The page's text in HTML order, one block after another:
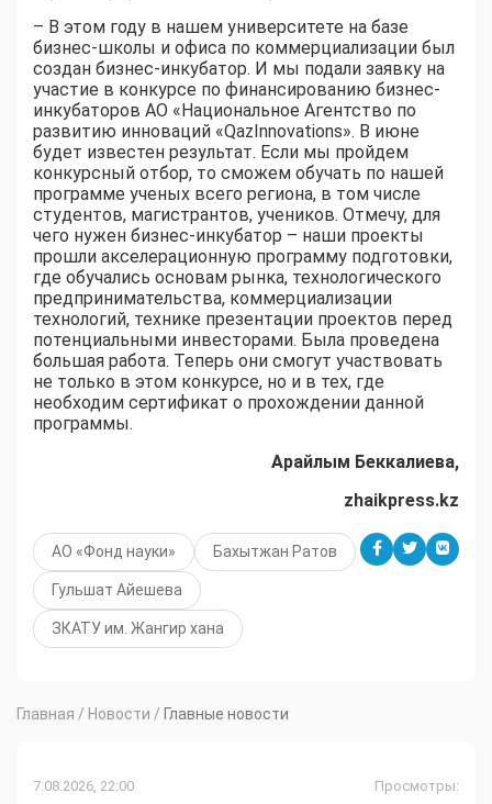
– В этом году в нашем университете на базе
бизнес-школы и офиса по коммерциализации был
создан бизнес-инкубатор. И мы подали заявку на
участие в конкурсе по финансированию бизнес-
инкубаторов АО «Национальное Агентство по
развитию инноваций «QazInnovations». В июне
будет известен результат. Если мы пройдем
конкурсный отбор, то сможем обучать по нашей
программе ученых всего региона, в том числе
студентов, магистрантов, учеников. Отмечу, для
чего нужен бизнес-инкубатор – наши проекты
прошли акселерационную программу подготовки,
где обучались основам рынка, технологического
предпринимательства, коммерциализации
технологий, технике презентации проектов перед
потенциальными инвесторами. Была проведена
большая работа. Теперь они смогут участвовать
не только в этом конкурсе, но и в тех, где
необходим сертификат о прохождении данной
программы.
Арайлым Беккалиева,
zhaikpress.kz
АО «Фонд науки» Бахытжан Ратов
Гульшат Айешева
ЗКАТУ им. Жангир хана
Главная / Новости / Главные новости
7.08.2026, 22:00 Просмотры: